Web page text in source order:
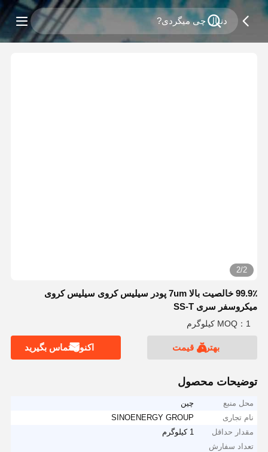
2/2
99.9٪ خالصیت بالا 7um پودر سیلیس کروی سیلیس کروی
میکروسفر سری SS-T
MOQ：1 کیلوگرم
بهترین قیمت اکنون تماس بگیرید
توضیحات محصول
محل منبع
چین
نام تجاری
SINOENERGY GROUP
مقدار حداقل
تعداد سفارش
1 کیلوگرم